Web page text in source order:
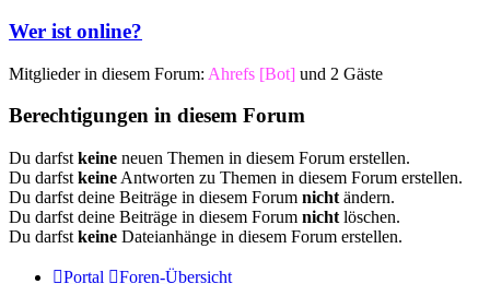
Wer ist online?
Mitglieder in diesem Forum: Ahrefs [Bot] und 2 Gäste
Berechtigungen in diesem Forum
Du darfst keine neuen Themen in diesem Forum erstellen.
Du darfst keine Antworten zu Themen in diesem Forum erstellen.
Du darfst deine Beiträge in diesem Forum nicht ändern.
Du darfst deine Beiträge in diesem Forum nicht löschen.
Du darfst keine Dateianhänge in diesem Forum erstellen.
Portal
Foren-Übersicht